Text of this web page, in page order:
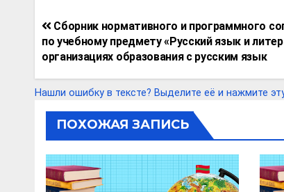
py
Li
n
k
gr
a
m
s
A
p
p
b
o
o
k
o
kl
a
ki
р
а
в
ь
Навигация
по
записям
Сборник нормативного и программного
по учебному предмету «Русский язык и
организациях образования с русским язык
Нашли ошибку в тексте? Выделите её и нажмите
ПОХОЖАЯ ЗАПИСЬ